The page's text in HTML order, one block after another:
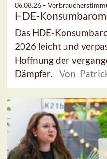
06.08.26 –
HDE-
Das HDE-
2026 leicht und
Hoffnung der
Dämpfer.
Von